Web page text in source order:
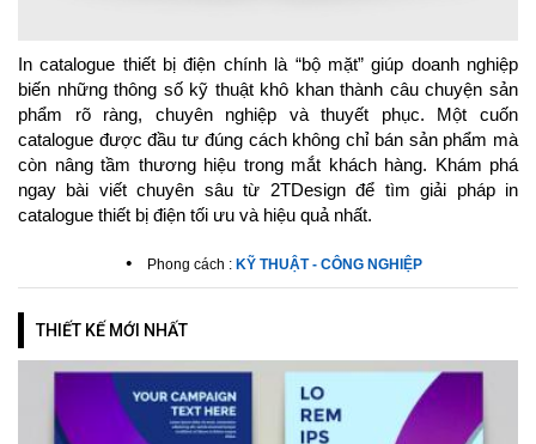
In catalogue thiết bị điện chính là “bộ mặt” giúp doanh nghiệp
biến những thông số kỹ thuật khô khan thành câu chuyện sản
phẩm rõ ràng, chuyên nghiệp và thuyết phục. Một cuốn
catalogue được đầu tư đúng cách không chỉ bán sản phẩm mà
còn nâng tầm thương hiệu trong mắt khách hàng. Khám phá
ngay bài viết chuyên sâu từ 2TDesign để tìm giải pháp in
catalogue thiết bị điện tối ưu và hiệu quả nhất.
• Phong cách : KỸ THUẬT - CÔNG NGHIỆP
THIẾT KẾ MỚI NHẤT